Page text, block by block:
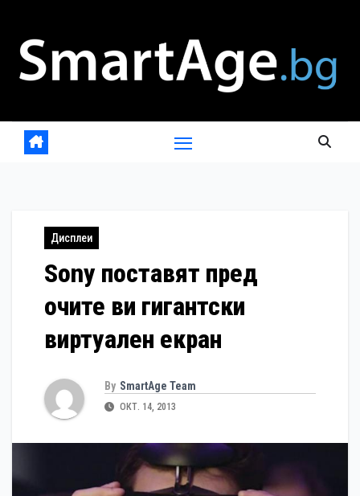
content
Дисплеи
Sony поставят пред
очите ви гигантски
виртуален екран
By SmartAge Team
ОКТ. 14, 2013